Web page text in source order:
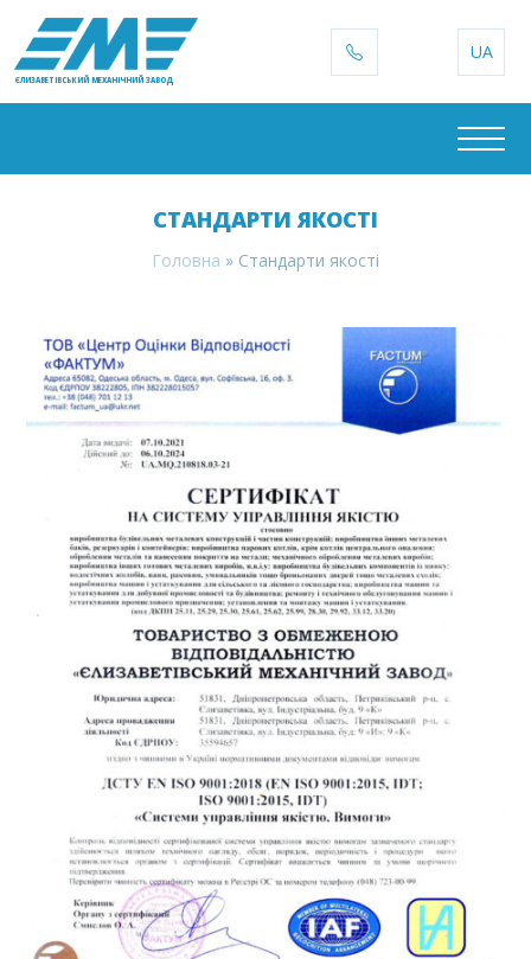
ЄЛИЗАВЕТІВСЬКИЙ МЕХАНІЧНИЙ ЗАВОД
UA
СТАНДАРТИ ЯКОСТІ
Головна » Стандарти якості